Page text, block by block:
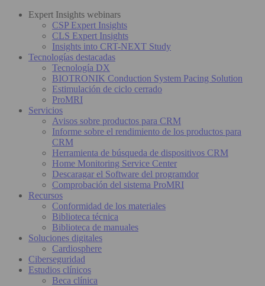
Expert Insights webinars
CSP Expert Insights
CLS Expert Insights
Insights into CRT-NEXT Study
Tecnologías destacadas
Tecnología DX
BIOTRONIK Conduction System Pacing Solution
Estimulación de ciclo cerrado
ProMRI
Servicios
Avisos sobre productos para CRM
Informe sobre el rendimiento de los productos para
CRM
Herramienta de búsqueda de dispositivos CRM
Home Monitoring Service Center
Descaragar el Software del programdor
Comprobación del sistema ProMRI
Recursos
Conformidad de los materiales
Biblioteca técnica
Biblioteca de manuales
Soluciones digitales
Cardiosphere
Ciberseguridad
Estudios clínicos
Beca clínica